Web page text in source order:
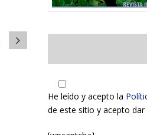
He leído y acepto la
de este sitio y acepto